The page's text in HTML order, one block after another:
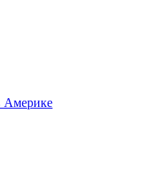
Америке